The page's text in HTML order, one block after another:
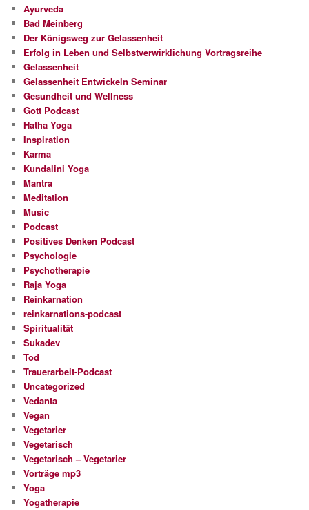
Ayurveda
Bad Meinberg
Der Königsweg zur Gelassenheit
Erfolg in Leben und Selbstverwirklichung Vortragsreihe
Gelassenheit
Gelassenheit Entwickeln Seminar
Gesundheit und Wellness
Gott Podcast
Hatha Yoga
Inspiration
Karma
Kundalini Yoga
Mantra
Meditation
Music
Podcast
Positives Denken Podcast
Psychologie
Psychotherapie
Raja Yoga
Reinkarnation
reinkarnations-podcast
Spiritualität
Sukadev
Tod
Trauerarbeit-Podcast
Uncategorized
Vedanta
Vegan
Vegetarier
Vegetarisch
Vegetarisch – Vegetarier
Vorträge mp3
Yoga
Yogatherapie